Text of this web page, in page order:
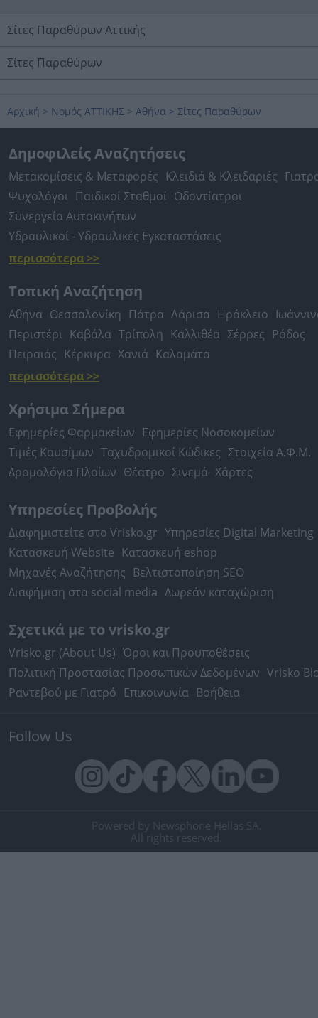
Σίτες Παραθύρων Αττικής
Σίτες Παραθύρων
Αρχική > Νομός ΑΤΤΙΚΗΣ > Αθήνα > Σίτες Παραθύρων
Δημοφιλείς Αναζητήσεις
Μετακομίσεις & Μεταφορές Κλειδιά & Κλειδαριές
Ψυχολόγοι Παιδικοί Σταθμοί Οδοντίατροι
Συνεργεία Αυτοκινήτων
Υδραυλικοί - Υδραυλικές Εγκαταστάσεις
περισσότερα >>
Τοπική Αναζήτηση
Αθήνα Θεσσαλονίκη Πάτρα Λάρισα Ηράκλειο
Περιστέρι Καβάλα Τρίπολη Καλλιθέα Σέρρες Ρόδος
Πειραιάς Κέρκυρα Χανιά Καλαμάτα
περισσότερα >>
Χρήσιμα Σήμερα
Εφημερίες Φαρμακείων Εφημερίες Νοσοκομείων
Τιμές Καυσίμων Ταχυδρομικοί Κώδικες Στοιχεία Α.Φ.Μ.
Δρομολόγια Πλοίων Θέατρο Σινεμά Χάρτες
Υπηρεσίες Προβολής
Διαφημιστείτε στο Vrisko.gr Υπηρεσίες Digital Marketing
Κατασκευή Website Κατασκευή eshop
Μηχανές Αναζήτησης Βελτιστοποίηση SEO
Διαφήμιση στα social media Δωρεάν καταχώριση
Σχετικά με το vrisko.gr
Vrisko.gr (About Us) Όροι και Προϋποθέσεις
Πολιτική Προστασίας Προσωπικών Δεδομένων Vrisko
Ραντεβού με Γιατρό Επικοινωνία Βοήθεια
Follow Us
Powered by Newsphone Hellas SA.
All rights reserved.